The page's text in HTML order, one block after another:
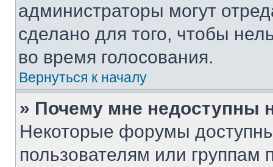
администраторы могут
сделано для того, чтобы
во время голосования.
Вернуться к началу
» Почему мне недоступны
Некоторые форумы
пользователям или группам